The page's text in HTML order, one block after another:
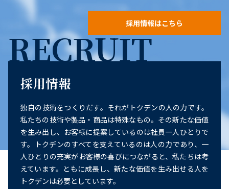
採用情報はこちら
RECRUIT
採用情報
独自の技術をつくりだす。それがトクデンの人の力です。
私たちの技術や製品・商品は特殊なもの。その新たな価値
を生み出し、お客様に提案しているのは社員一人ひとりで
す。トクデンのすべてを支えているのは人の力であり、一
人ひとりの充実がお客様の喜びにつながると、私たちは考
えています。ともに成長し、新たな価値を生み出せる人を
トクデンは必要としています。